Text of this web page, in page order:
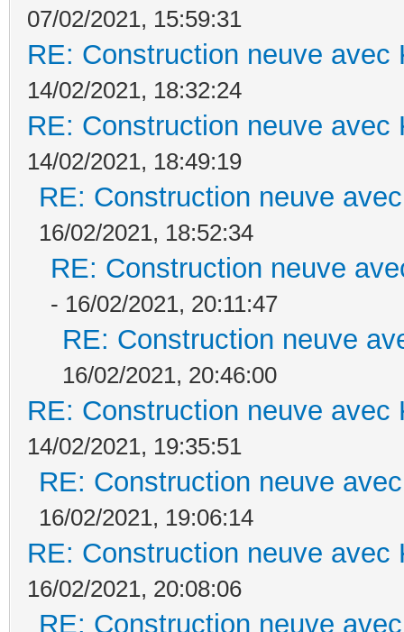
07/02/2021, 15:59:31
RE: Construction neuve avec
14/02/2021, 18:32:24
RE: Construction neuve avec
14/02/2021, 18:49:19
RE: Construction neuve
16/02/2021, 18:52:34
RE: Construction neuve
- 16/02/2021, 20:11:47
RE: Construction neuve
16/02/2021, 20:46:00
RE: Construction neuve avec
14/02/2021, 19:35:51
RE: Construction neuve
16/02/2021, 19:06:14
RE: Construction neuve avec
16/02/2021, 20:08:06
RE: Construction neuve